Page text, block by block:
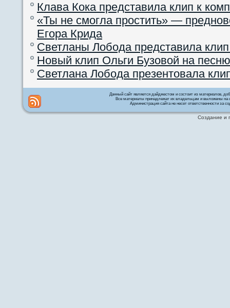
Клава Кока представила клип к
«Ты не смогла простить» —
Егора Крида
Светланы Лобода представила
Новый клип Ольги Бузовой на
Светлана Лобода презентовала
Данный сайт является дайджестом и состоит из материалов,
Все материалы принадлежат их владельцам и выложены на
Администрация сайта не несет ответственности за
Создание и